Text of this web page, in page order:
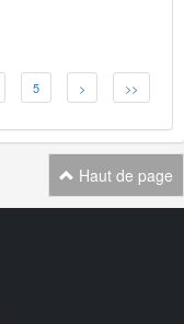
5 > >>
Haut de page